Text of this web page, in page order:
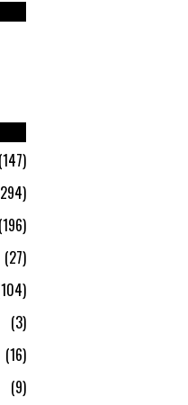
147
294
196
27
104
3
16
9